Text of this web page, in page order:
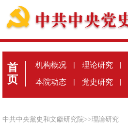
首
页
机构概况 | 理论研究 |
本院动态 | 党史研究 |
中共中央黨史和文獻研究院>>理論研究